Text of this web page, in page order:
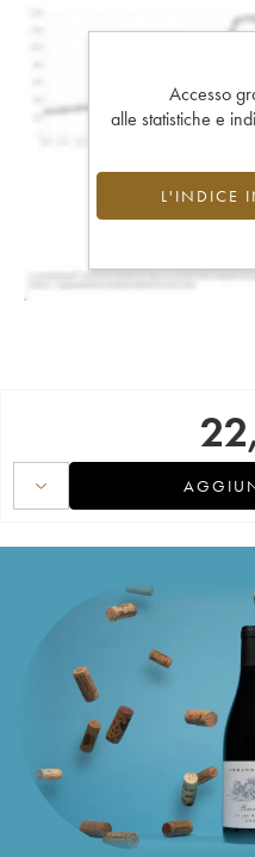
Accesso
alle statistiche e
L'INDICE